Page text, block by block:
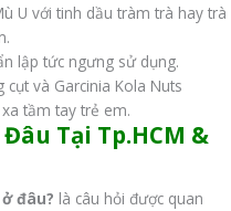
U với tinh dầu tràm trà hay trà
lập tức ngưng sử dụng.
và Garcinia Kola Nuts
tầm tay trẻ em.
Tại Tp.HCM &
đâu? là câu hỏi được quan